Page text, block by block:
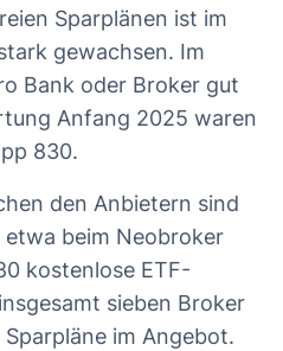
Sparplänen ist im
gewachsen. Im
Bank oder Broker gut
Anfang 2025 waren
830.
den Anbietern sind
etwa beim Neobroker
kostenlose ETF-
sieben Broker
im Angebot.